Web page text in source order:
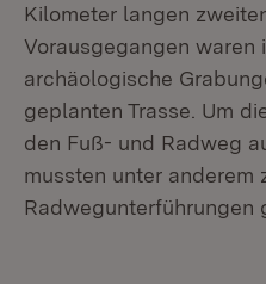
Kilometer langen
Vorausgegangen waren
archäologische
geplanten Trasse. Um
den Fuß- und Radweg
mussten unter anderem
Radwegunterführungen